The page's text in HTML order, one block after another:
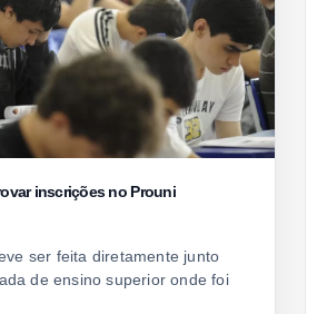
inscrições no Prouni
ser feita diretamente junto
de ensino superior onde foi